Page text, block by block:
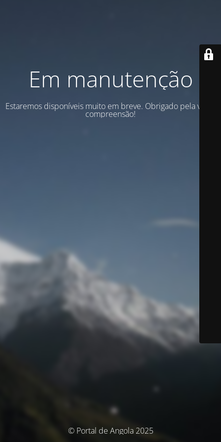
Em manutenção
Estaremos disponíveis muito em breve. Obrigado pela vossa
compreensão!
© Portal de Angola 2025